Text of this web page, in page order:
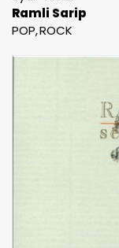
Ramli Sarip
POP ROCK